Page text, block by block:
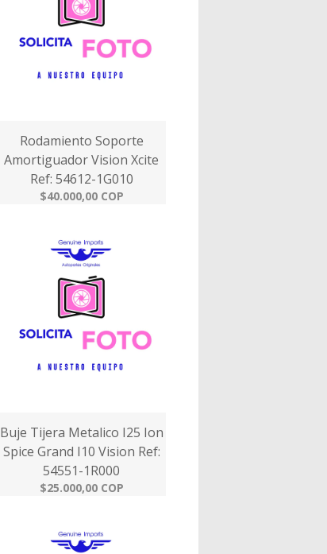
Rodamiento Soporte
Amortiguador Vision Xcite
Ref: 54612-1G010
$40.000,00 COP
Buje Tijera Metalico I25 Ion
Spice Grand I10 Vision Ref:
54551-1R000
$25.000,00 COP